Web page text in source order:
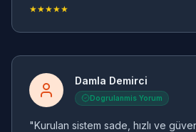
★★★★★
Damla Demirci
Dogrulanmis Yorum
"Kurulan sistem sade, hızlı ve